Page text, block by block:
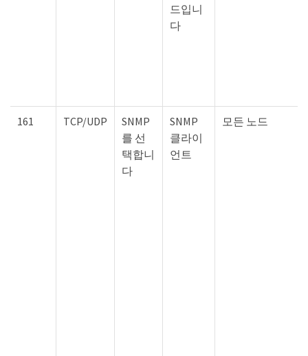
드입니
다
161 TCP/UDP
SNMP
를 선
택합니
다
SNMP
클라이
언트
모든 노드